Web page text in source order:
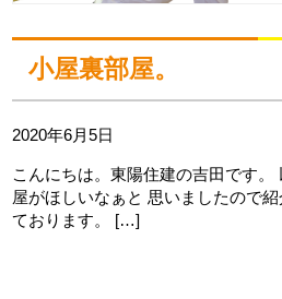
小屋裏部屋。
2020年6月5日
こんにちは。東陽住建の吉田です
屋がほしいなぁと 思いましたので
ております。 […]